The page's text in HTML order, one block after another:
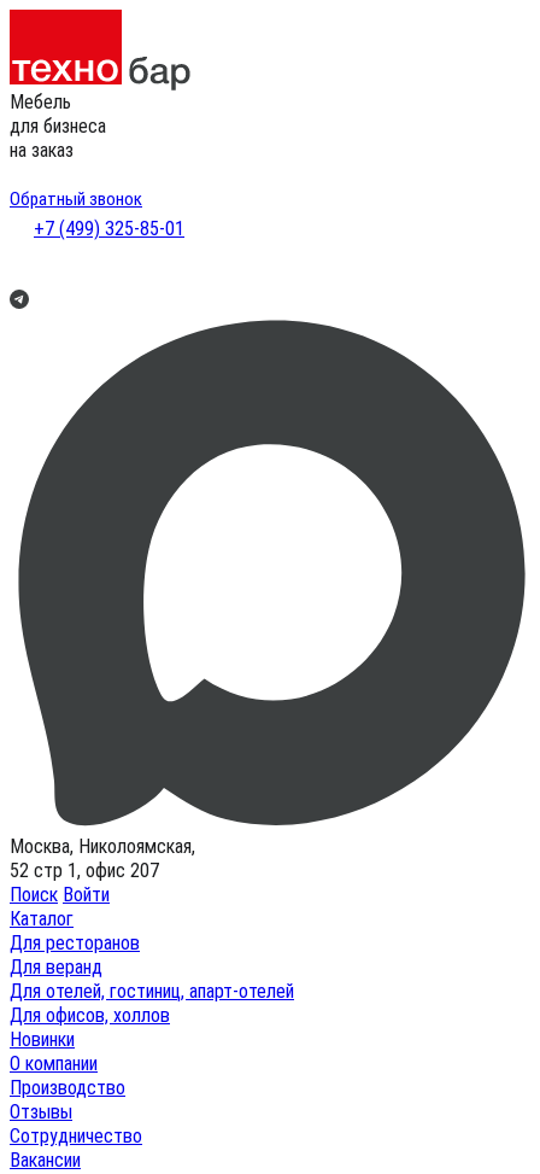
Мебель
для бизнеса
на заказ
Обратный звонок
+7 (499) 325-85-01
Москва, Николоямская,
52 стр 1, офис 207
Поиск Войти
Каталог
Для ресторанов
Для веранд
Для отелей, гостиниц, апарт-отелей
Для офисов, холлов
Новинки
О компании
Производство
Отзывы
Сотрудничество
Вакансии